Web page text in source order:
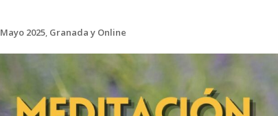
Mayo 2025, Granada y Online